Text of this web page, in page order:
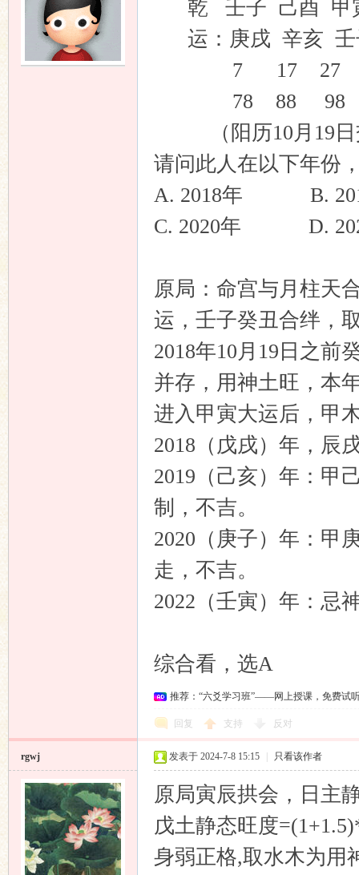
乾 壬子 己酉 甲
运：庚戌 辛亥 壬
7 17 27
78 88 98
（阳历10月19日
请问此人在以下年份
A. 2018年 B.
C. 2020年 D.
原局：命宫与月柱天
运，壬子癸丑合绊，
2018年10月19日之前
并存，用神土旺，本
进入甲寅大运后，甲
2018（戊戌）年，辰
2019（己亥）年：甲
制，不吉。
2020（庚子）年：甲
走，不吉。
2022（壬寅）年：忌
综合看，选A
推荐：“六爻学习班”——网上授课，免费试
回复 支持 反对
rgwj 发表于 2024-7-8 15:15 只看该作者
原局寅辰拱会，日主
戊土静态旺度
身弱正格,取水木为用